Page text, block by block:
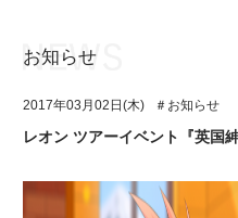
アプリゲーム
ユニット&キャラクター
お知らせ
2017年03月02日(木) ＃お知らせ
レオン ツアーイベント『英国